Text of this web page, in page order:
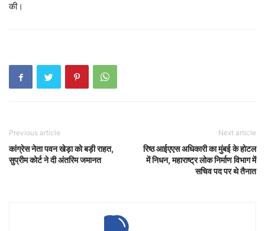
की।
Previous article
कांग्रेस नेता पवन खेड़ा को बड़ी राहत,
सुप्रीम कोर्ट ने दी अंतरिम जमानत
Next article
रिष्ठ आईएएस अधिकारी का मुंबई के होटल
में निधन, महाराष्ट्र लोक निर्माण विभाग में
सचिव पद पर थे तैनात